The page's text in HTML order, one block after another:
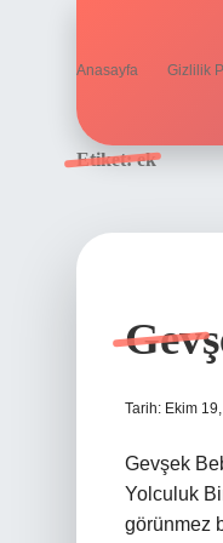
Anasayfa Gizlilik
Etiket:ek
Tarih: Ekim
Gevşek
Yolculuk
görünmez